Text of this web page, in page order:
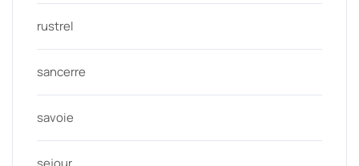
rustrel
sancerre
savoie